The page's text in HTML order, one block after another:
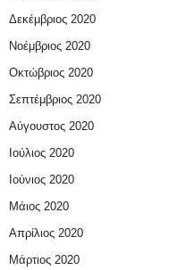
Δεκέμβριος 2020
Νοέμβριος 2020
Οκτώβριος 2020
Σεπτέμβριος 2020
Αύγουστος 2020
Ιούλιος 2020
Ιούνιος 2020
Μάιος 2020
Απρίλιος 2020
Μάρτιος 2020